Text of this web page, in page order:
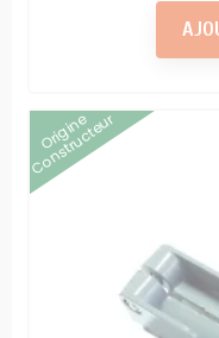
Origine
Constructeur